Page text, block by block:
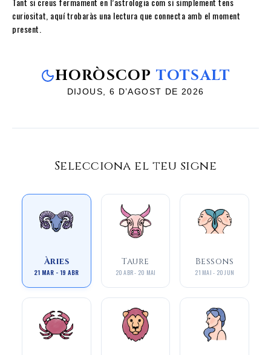
curiositat, aquí trobaràs una lectura que connecta amb el moment
present.
HORÒSCOP TOTSALT
DIJOUS, 6 D’AGOST DE 2026
Selecciona el teu signe
Àries
21 MAR - 19 ABR
Taure
20 ABR - 20 MAI
Bessons
21 MAI - 20 JUN